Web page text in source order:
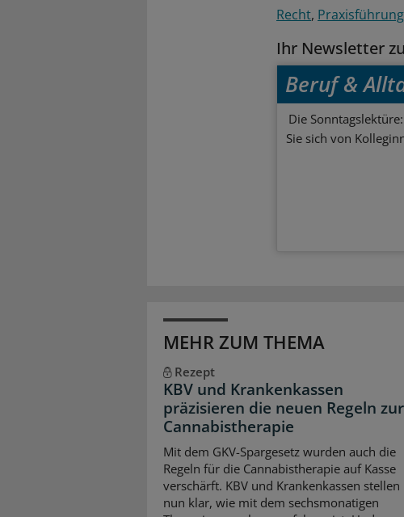
Recht Praxisführung
Ihr Newsletter
Beruf &
Die
Sie sich von
MEHR ZUM THEMA
Rezept
KBV und Krankenkassen
präzisieren die neuen Regeln zur
Cannabistherapie
Mit dem GKV-Spargesetz wurden auch die
Regeln für die Cannabistherapie auf Kasse
verschärft. KBV und Krankenkassen stellen
nun klar, wie mit dem sechsmonatigen